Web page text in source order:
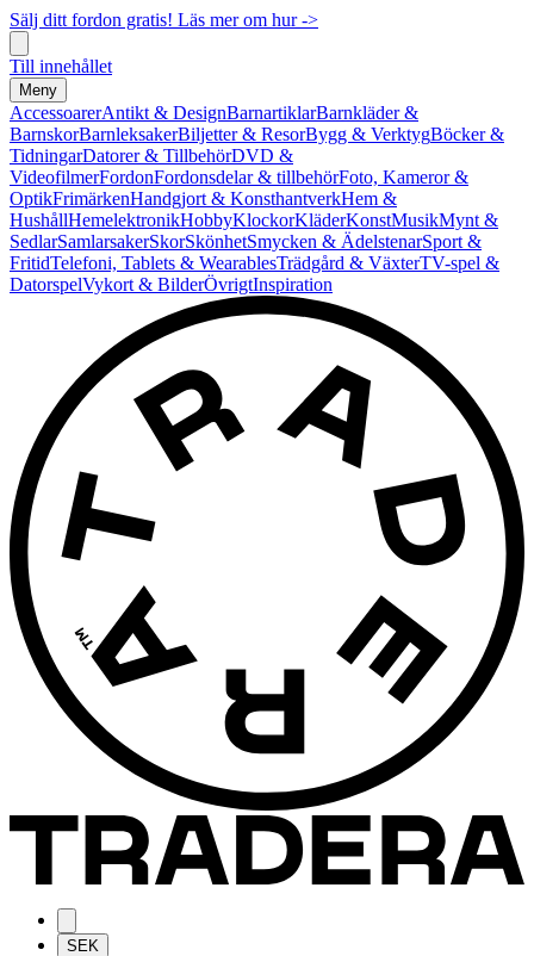
Sälj ditt fordon gratis! Läs mer om hur ->
Till innehållet
Meny
AccessoarerAntikt & DesignBarnartiklarBarnkläder &
BarnskorBarnleksakerBiljetter & ResorBygg & VerktygBöcker &
TidningarDatorer & TillbehörDVD &
VideofilmerFordonFordonsdelar & tillbehörFoto, Kameror &
OptikFrimärkenHandgjort & KonsthantverkHem &
HushållHemelektronikHobbyKlockorKläderKonstMusikMynt &
SedlarSamlarsakerSkorSkönhetSmycken & ÄdelstenarSport &
FritidTelefoni, Tablets & WearablesTrädgård & VäxterTV-spel &
DatorspelVykort & BilderÖvrigtInspiration
SEK